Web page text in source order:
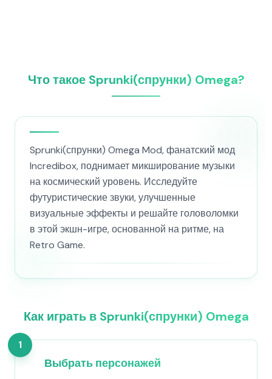
Что такое Sprunki(спрунки) Omega?
Sprunki(спрунки) Omega Mod, фанатский мод
Incredibox, поднимает микширование музыки
на космический уровень. Исследуйте
футуристические звуки, улучшенные
визуальные эффекты и решайте головоломки
в этой экшн-игре, основанной на ритме, на
Retro Game.
Как играть в Sprunki(спрунки) Omega
1
Выбрать персонажей